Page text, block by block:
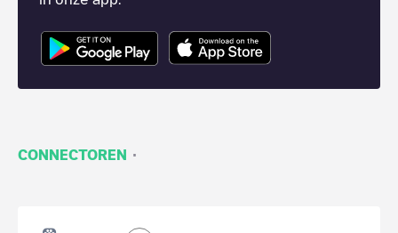
CONNECTOREN ·